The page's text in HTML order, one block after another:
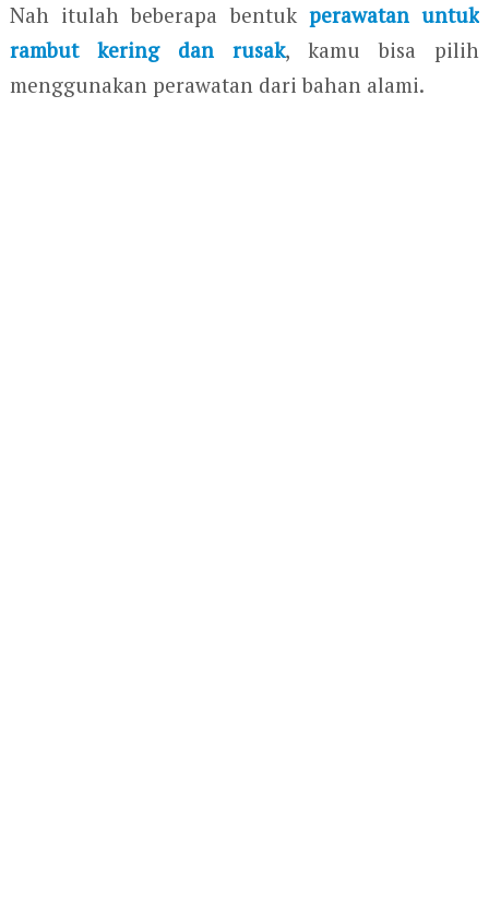
Nah itulah beberapa bentuk perawatan untuk
rambut kering dan rusak, kamu bisa pilih
menggunakan perawatan dari bahan alami.